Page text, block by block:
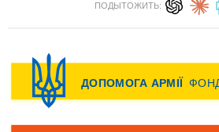
ПОДЫТОЖИТЬ: